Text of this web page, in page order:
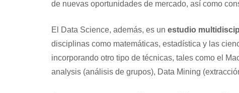
de nuevas oportunidades de mercado, así como
El Data Science, además, es un estudio
disciplinas como matemáticas, estadística y las
incorporando otro tipo de técnicas, tales como el
analysis (análisis de grupos), Data Mining